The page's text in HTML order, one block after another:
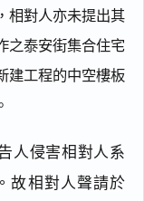
相對人亦未提出其
之泰安街集合住宅
建工程的中空樓板
人侵害相對人系
故相對人聲請於